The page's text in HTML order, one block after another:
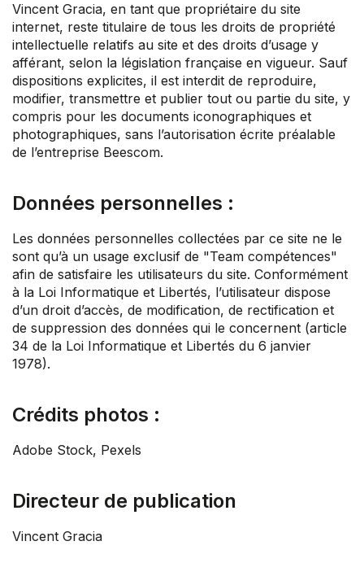
Vincent Gracia, en tant que propriétaire du site
internet, reste titulaire de tous les droits de propriété
intellectuelle relatifs au site et des droits d’usage y
afférant, selon la législation française en vigueur. Sauf
dispositions explicites, il est interdit de reproduire,
modifier, transmettre et publier tout ou partie du site, y
compris pour les documents iconographiques et
photographiques, sans l’autorisation écrite préalable
de l’entreprise Beescom.
Données personnelles :
Les données personnelles collectées par ce site ne le
sont qu’à un usage exclusif de "Team compétences"
afin de satisfaire les utilisateurs du site. Conformément
à la Loi Informatique et Libertés, l’utilisateur dispose
d’un droit d’accès, de modification, de rectification et
de suppression des données qui le concernent (article
34 de la Loi Informatique et Libertés du 6 janvier
1978).
Crédits photos :
Adobe Stock, Pexels
Directeur de publication
Vincent Gracia